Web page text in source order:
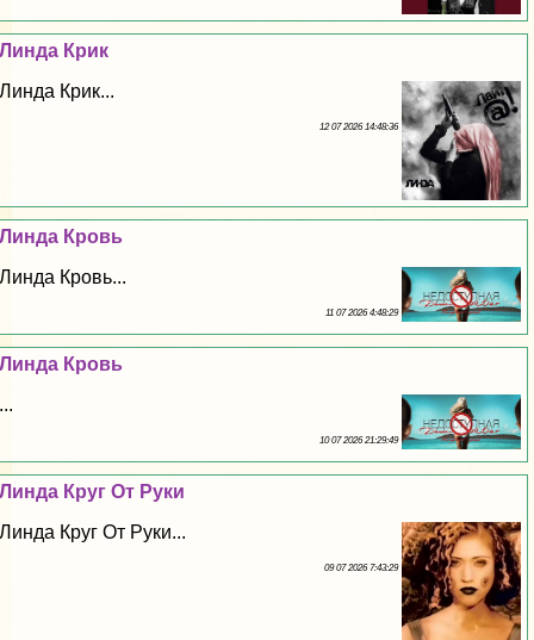
Линда Крик
Линда Крик...
12 07 2026 14:48:36
Линда Кровь
Линда Кровь...
11 07 2026 4:48:29
Линда Кровь
...
10 07 2026 21:29:49
Линда Круг От Руки
Линда Круг От Руки...
09 07 2026 7:43:29